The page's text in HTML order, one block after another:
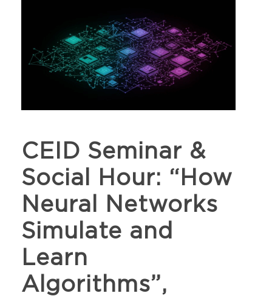
CEID Seminar &
Social Hour: “How
Neural Networks
Simulate and
Learn
Algorithms”,